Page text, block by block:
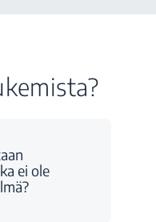
ei ole